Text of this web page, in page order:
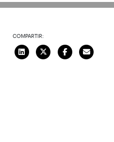
COMPARTIR: